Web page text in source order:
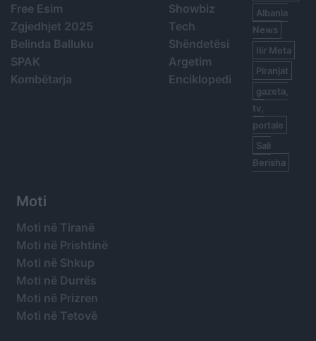
Free Esim
Zgjedhjet 2025
Belinda Balluku
SPAK
Kombëtarja
Showbiz
Tech
Shëndetësi
Argetim
Enciklopedi
Albania
News
Ilir Meta
Piranjat
gazeta,
tv,
portale
Sali
Berisha
Moti
Moti në Tiranë
Moti në Prishtinë
Moti në Shkup
Moti në Durrës
Moti në Prizren
Moti në Tetovë